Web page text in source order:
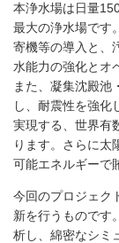
本浄水場は日量
最大の浄水場です
寄機等の導入と、
水能力の強化とオ
また、凝集沈殿池
し、耐震性を強化
実現する、世界有
ります。さらに太
可能エネルギーで
今回のプロジェク
新を行うものです
析し、綿密なシミ